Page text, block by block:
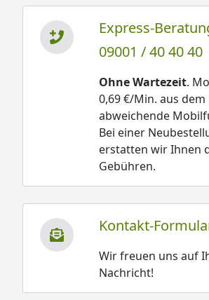
Express-
09001 / 40 40 40
Ohne Wartezeit.
0,69 €/Min. aus
abweichende
Bei einer
erstatten wir Ihnen
Gebühren.
Kontakt-
Wir freuen uns auf
Nachricht!